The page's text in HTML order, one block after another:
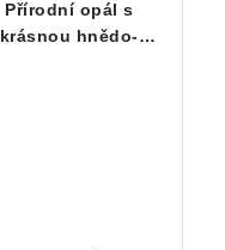
Přírodní opál s
krásnou hnědo-